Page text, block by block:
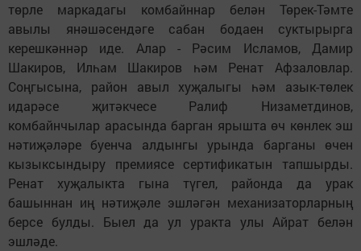
төрле маркадагы комбайннар белән Төрек-Тәмте
авылы янәшәсендәге сабан бодаен суктырырга
керешкәннәр иде. Алар - Рәсим Исламов, Дамир
Шакиров, Илһам Шакиров һәм Ренат Афзаловлар.
Соңгысына, район авыл хуҗалыгы һәм азык-төлек
идарәсе җитәкчесе Ралиф Низаметдинов,
комбайнчылар арасында барган ярышта өч көнлек эш
нәтиҗәләре буенча алдынгы урында барганы өчен
кызыксындыру премиясе сертификатын тапшырды.
Ренат хуҗалыкта гына түгел, районда да урак
башыннан иң нәтиҗәле эшләгән механизаторларның
берсе булды. Быел да ул уракта улы Айрат белән
эшләде.